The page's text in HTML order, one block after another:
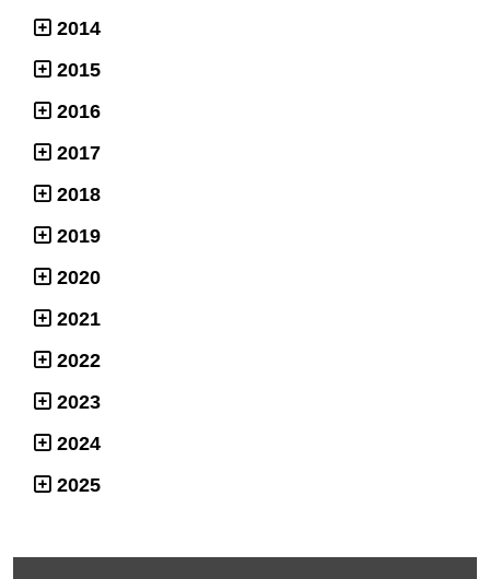
2014
2015
2016
2017
2018
2019
2020
2021
2022
2023
2024
2025